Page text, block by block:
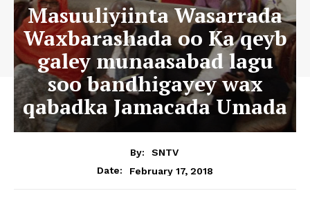
Masuuliyiinta Wasarrada
Waxbarashada oo Ka qeyb
galey munaasabad lagu
soo bandhigayey wax
qabadka Jamacada Umada
By:
SNTV
Date:
February 17, 2018